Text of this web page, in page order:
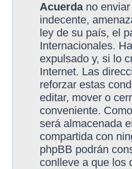
Acuerdano enviar
indecente,
ley de su país, el
Internacionales.
expulsado y, si lo
Internet. Las
reforzar estas
editar, mover o
conveniente.
será almacenada
compartida con
phpBB podrán
conlleve a que los